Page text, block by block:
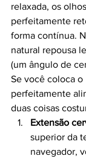
relaxada, os
perfeitamente
forma contínua.
natural repousa
(um ângulo de
Se você coloca o
perfeitamente
duas coisas
Extensão
superior da
navegador,